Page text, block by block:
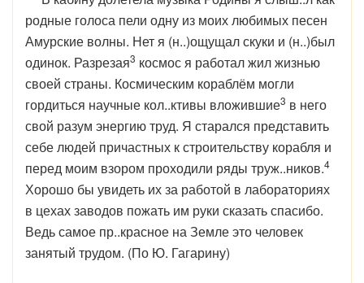
родные голоса пели одну из моих любимых песен
Амурские волны. Нет я (н..)ощущал скуки и (н..)был
одинок. Разрезая3 космос я работал жил жизнью
своей страны. Космическим кораблём могли
гордиться научные кол..ктивы вложившие3 в него
свой разум энергию труд. Я старался представить
себе людей причастных к строительству корабля и
перед моим взором проходили ряды труж..ников.4
Хорошо бы увидеть их за работой в лабораториях
в цехах заводов пожать им руки сказать спасибо.
Ведь самое пр..красное на Земле это человек
занятый трудом. (По Ю. Гагарину)